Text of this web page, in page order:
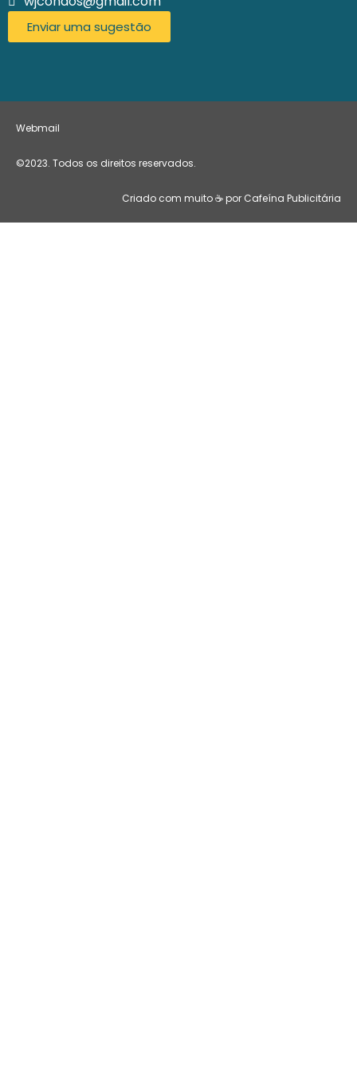
Enviar uma sugestão
Webmail
©2023. Todos os direitos reservados.
Criado com muito ☕ por Cafeína Publicitária